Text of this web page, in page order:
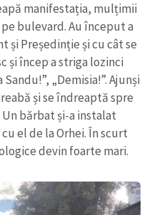
manifestația, mulțimii
bulevard. Au început a
și Președinție și cu cât se
și încep a striga lozinci
„Demisia!”. Ajunși
și se îndreaptă spre
bărbat și-a instalat
el de la Orhei. În scurt
devin foarte mari.